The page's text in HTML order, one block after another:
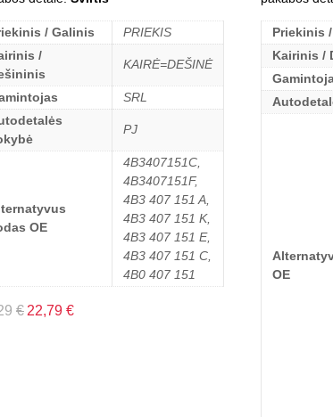
/ Galinis
PRIEKIS
/
KAIRĖ=DEŠINĖ
SRL
PJ
OE
4B3407151C,
4B3407151F,
4B3 407 151 A,
4B3 407 151 K,
4B3 407 151 E,
4B3 407 151 C,
4B0 407 151
€ 22,79 €
Priekinis
Kairinis /
OE